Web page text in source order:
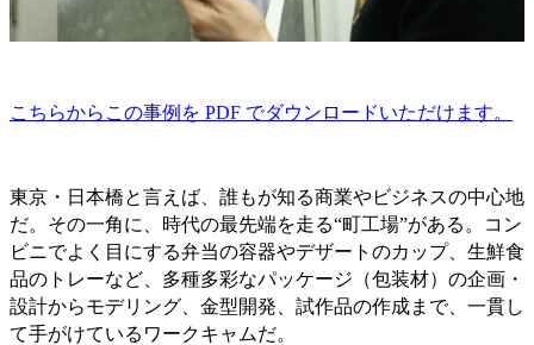
こちらからこの事例を PDF でダウンロードいただけます。
東京・日本橋と言えば、誰もが知る商業やビジネスの中心地
だ。その一角に、時代の最先端を走る“町工場”がある。コン
ビニでよく目にする弁当の容器やデザートのカップ、生鮮食
品のトレーなど、多種多彩なパッケージ（包装材）の企画・
設計からモデリング、金型開発、試作品の作成まで、一貫し
て手がけているワークキャムだ。